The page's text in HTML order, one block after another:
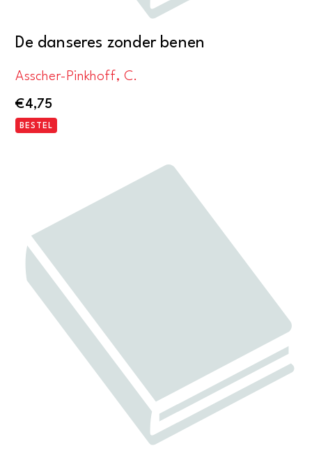
De danseres zonder benen
Asscher-Pinkhoff, C.
€4,75
BESTEL